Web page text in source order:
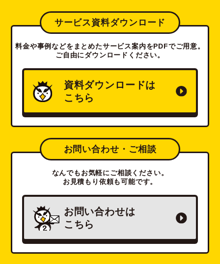
サービス資料ダウンロード
料金や事例などをまとめたサービス案内をPDFでご用意。
ご自由にダウンロードください。
資料ダウンロードは
こちら
お問い合わせ・ご相談
なんでもお気軽にご相談ください。
お見積もり依頼も可能です。
お問い合わせは
こちら